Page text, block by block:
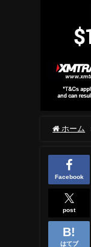
ホーム
Facebook
post
はてブ